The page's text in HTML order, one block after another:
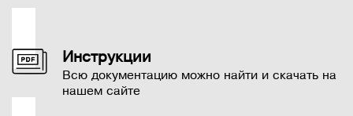
Инструкции
Всю документацию можно найти и скачать на
нашем сайте